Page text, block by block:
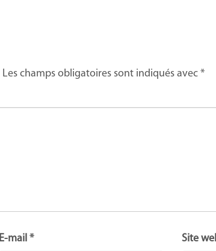
Les champs obligatoires sont indiqués avec *
E-mail* Site